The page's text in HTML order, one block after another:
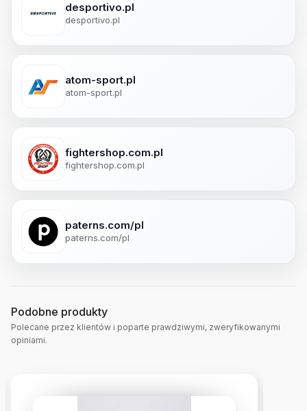
desportivo.pl
desportivo.pl
atom-sport.pl
atom-sport.pl
fightershop.com.pl
fightershop.com.pl
paterns.com/pl
paterns.com/pl
Podobne produkty
Polecane przez klientów i poparte prawdziwymi, zweryfikowanymi
opiniami.